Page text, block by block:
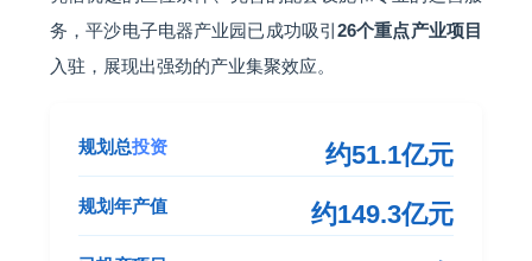
务，平沙电子电器产业园已成功吸引26个重点产业项目
入驻，展现出强劲的产业集聚效应。
规划总投资 约51.1亿元
规划年产值 约149.3亿元